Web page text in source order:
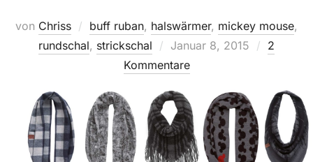
von Chriss buff ruban, halswärmer, mickey mouse,
rundschal, strickschal
Veröffentlicht
am
Januar 8, 2015
2
Kommentare